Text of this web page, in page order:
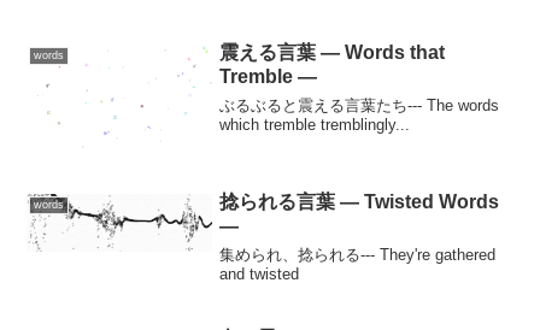
words
震える言葉 — Words that
Tremble —
ぶるぶると震える言葉たち--- The words
which tremble tremblingly...
words
捻られる言葉 — Twisted Words
—
集められ、捻られる--- They're gathered
and twisted